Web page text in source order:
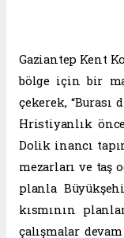
Gaziantep Kent
bölge için bir
çekerek,
Hristiyanlık
Dolik inancı
mezarları ve taş
planla
kısmının
çalışmalar